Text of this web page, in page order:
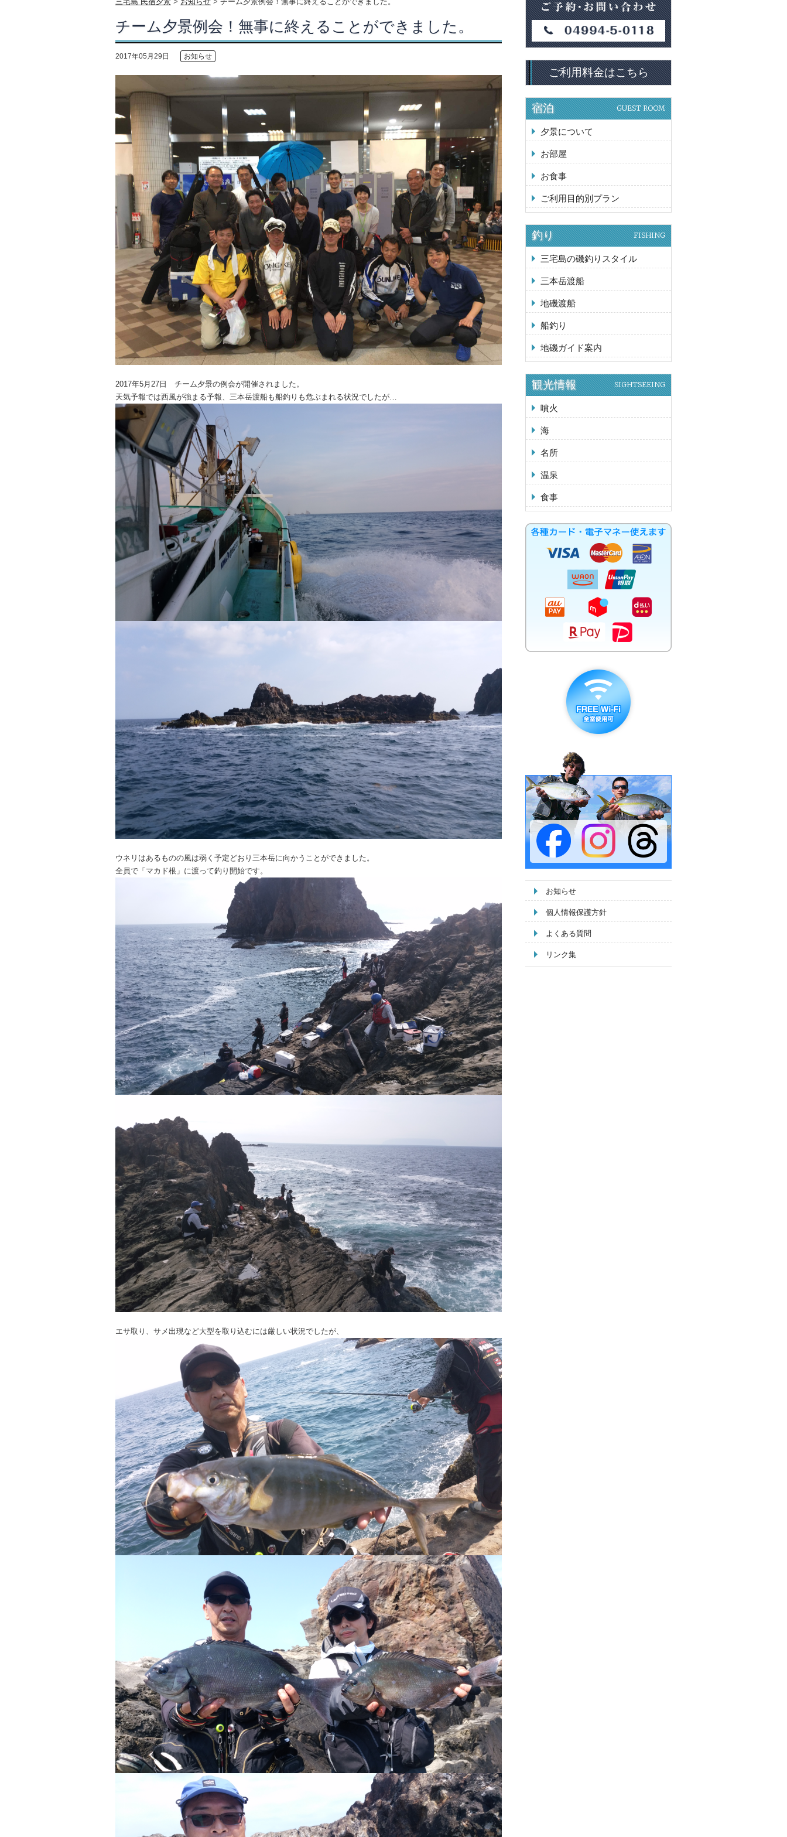
チーム夕景例会！無事に終えることができました。
2017年05月29日 お知らせ
2017年5月27日 チーム夕景の例会が開催されました。
天気予報では西風が強まる予報、三本岳渡船も船釣りも危ぶまれる状況でしたが…
ウネリはあるものの風は弱く予定どおり三本岳に向かうことができました。
全員で「マカド根」に渡って釣り開始です。
エサ取り、サメ出現など大型を取り込むには厳しい状況でしたが、
ご利用料金はこちら
宿泊 GUEST ROOM
夕景について
お部屋
お食事
ご利用目的別プラン
釣り FISHING
三宅島の磯釣りスタイル
三本岳渡船
地磯渡船
船釣り
地磯ガイド案内
観光情報 SIGHTSEEING
噴火
海
名所
温泉
食事
お知らせ
個人情報保護方針
よくある質問
リンク集